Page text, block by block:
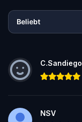
Beliebt
C.Sandiego
NSV